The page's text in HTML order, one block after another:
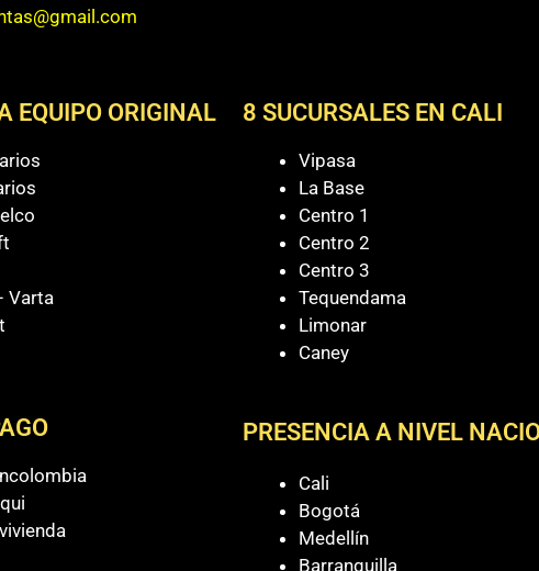
EQUIPO ORIGINAL
Varta
8 SUCURSALES EN CALI
Vipasa
La Base
Centro 1
Centro 2
Centro 3
Tequendama
Limonar
Caney
PRESENCIA A NIVEL
Cali
Bogotá
Medellín
Barranquilla